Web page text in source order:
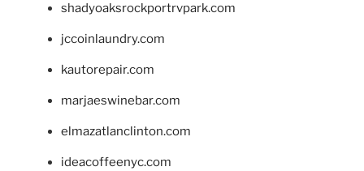
shadyoaksrockportrvpark.com
jccoinlaundry.com
kautorepair.com
marjaeswinebar.com
elmazatlanclinton.com
ideacoffeenyc.com